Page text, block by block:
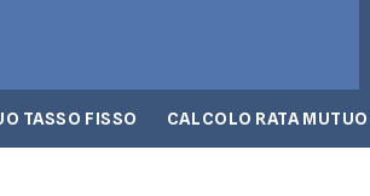
TASSO FISSO CALCOLO RATA MUTUO